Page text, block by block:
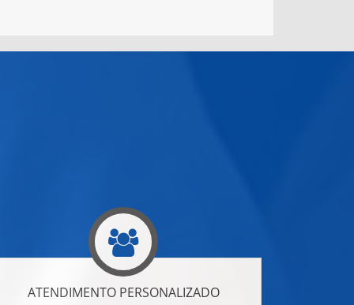
ATENDIMENTO PERSONALIZADO